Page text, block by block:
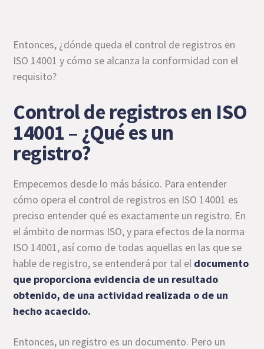
Entonces, ¿dónde queda el control de registros en
ISO 14001 y cómo se alcanza la conformidad con el
requisito?
Control de registros en ISO
14001 – ¿Qué es un
registro?
Empecemos desde lo más básico. Para entender
cómo opera el control de registros en ISO 14001 es
preciso entender qué es exactamente un registro. En
el ámbito de normas ISO, y para efectos de la norma
ISO 14001, así como de todas aquellas en las que se
hable de registro, se entenderá por tal el documento
que proporciona evidencia de un resultado
obtenido, de una actividad realizada o de un
hecho acaecido.
Entonces, un registro es un documento. Pero un